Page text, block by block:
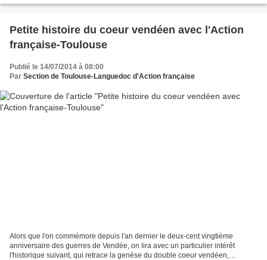
Petite histoire du coeur vendéen avec l'Action
française-Toulouse
Publié le 14/07/2014 à 08:00
Par Section de Toulouse-Languedoc d'Action française
Alors que l'on commémore depuis l'an dernier le deux-cent vingtième
anniversaire des guerres de Vendée, on lira avec un particulier intérêt
l'historique suivant, qui retrace la genèse du double coeur vendéen,